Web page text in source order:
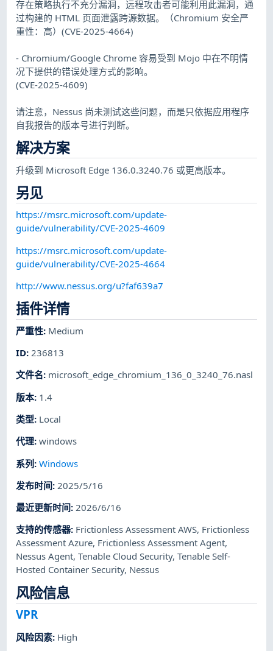
存在策略执行不充分漏洞，远程攻击者可能利用此漏洞，通
过构建的 HTML 页面泄露跨源数据。（Chromium 安全严
重性：高）(CVE-2025-4664)
- Chromium/Google Chrome 容易受到 Mojo 中在不明情
况下提供的错误处理方式的影响。
(CVE-2025-4609)
请注意，Nessus 尚未测试这些问题，而是只依据应用程序
自我报告的版本号进行判断。
解决方案
升级到 Microsoft Edge 136.0.3240.76 或更高版本。
另见
https://msrc.microsoft.com/update-
guide/vulnerability/CVE-2025-4609
https://msrc.microsoft.com/update-
guide/vulnerability/CVE-2025-4664
http://www.nessus.org/u?faf639a7
插件详情
严重性: Medium
ID:236813
文件名: microsoft_edge_chromium_136_0_3240_76.nasl
版本: 1.4
类型: Local
代理:windows
系列:Windows
发布时间: 2025/5/16
最近更新时间:2026/6/16
支持的传感器: Frictionless Assessment AWS, Frictionless
Assessment Azure, Frictionless Assessment Agent,
Nessus Agent,Tenable Cloud Security,Tenable Self-
Hosted Container Security, Nessus
风险信息
VPR
风险因素: High